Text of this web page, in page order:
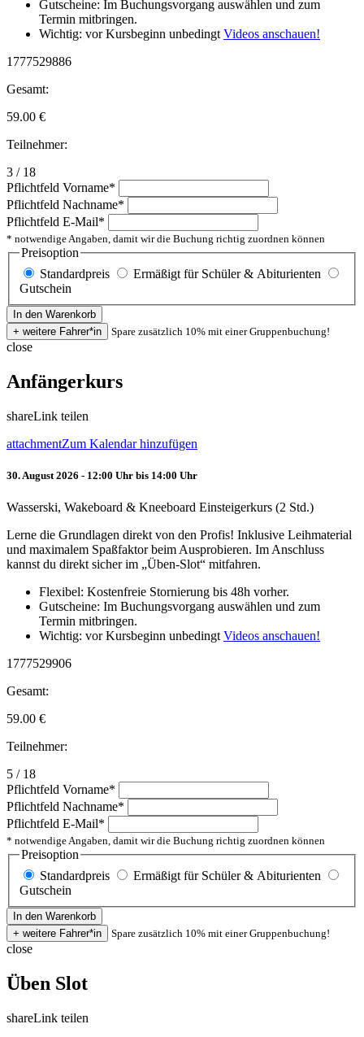
Gutscheine: Im Buchungsvorgang auswählen und zum
Termin mitbringen.
Wichtig: vor Kursbeginn unbedingtVideos anschauen!
1777529886
Gesamt:
59.00 €
Teilnehmer:
3 / 18
Pflichtfeld Vorname*
Pflichtfeld Nachname*
Pflichtfeld E-Mail*
* notwendige Angaben, damit wir die Buchung richtig zuordnen können
Preisoption
Standardpreis
Ermäßigt für Schüler & Abiturienten
Gutschein
Spare zusätzlich 10% mit einer Gruppenbuchung!
close
Anfängerkurs
shareLink teilen
attachmentZum Kalendar hinzufügen
30. August 2026 - 12:00 Uhr bis 14:00 Uhr
Wasserski, Wakeboard & Kneeboard Einsteigerkurs (2 Std.)
Lerne die Grundlagen direkt von den Profis! Inklusive Leihmaterial
und maximalem Spaßfaktor beim Ausprobieren. Im Anschluss
kannst du direkt sicher im „Üben-Slot“ mitfahren.
Flexibel: Kostenfreie Stornierung bis 48h vorher.
Gutscheine: Im Buchungsvorgang auswählen und zum
Termin mitbringen.
Wichtig: vor Kursbeginn unbedingt Videos anschauen!
1777529906
Gesamt:
59.00 €
Teilnehmer:
5 / 18
Pflichtfeld Vorname*
Pflichtfeld Nachname*
Pflichtfeld E-Mail*
* notwendige Angaben, damit wir die Buchung richtig zuordnen können
Preisoption
Standardpreis
Ermäßigt für Schüler & Abiturienten
Gutschein
Spare zusätzlich 10% mit einer Gruppenbuchung!
close
Üben Slot
shareLink teilen